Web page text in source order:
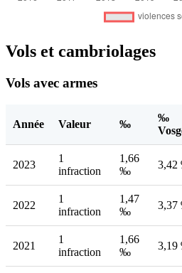
Vols et cambriolages
Vols avec armes
Année Valeur ‰
‰
2023
1
infraction
1,66
‰
2022
1
infraction
1,47
‰
2021
1
infraction
1,66
‰